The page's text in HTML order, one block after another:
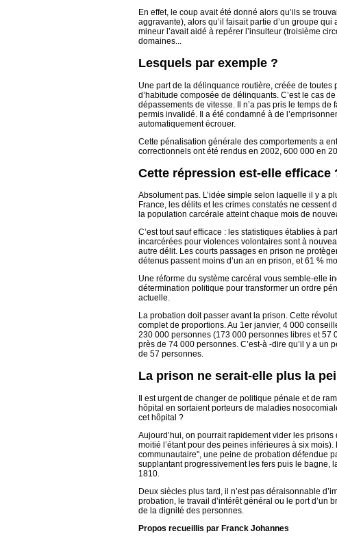
En effet, le coup avait été donné alors qu’ils se
aggravante), alors qu’il faisait partie d’un groupe
mineur l’avait aidé à repérer l’insulteur (troisième
domaines...
Lesquels par exemple ?
Une part de la délinquance routière, créée de
d’habitude composée de délinquants. C’est le cas
dépassements de vitesse. Il n’a pas pris le temps
permis invalidé. Il a été condamné à de
automatiquement écrouer.
Cette pénalisation générale des comportements a
correctionnels ont été rendus en 2002, 600 000 en
Cette répression est-elle efficace
Absolument pas. L’idée simple selon laquelle il y a
France, les délits et les crimes constatés ne
la population carcérale atteint chaque mois de
C’est tout sauf efficace : les statistiques établies à
incarcérées pour violences volontaires sont à
autre délit. Les courts passages en prison ne
détenus passent moins d’un an en prison, et 61 %
Une réforme du système carcéral vous semble-elle
détermination politique pour transformer un ordre
actuelle.
La probation doit passer avant la prison. Cette
complet de proportions. Au 1er janvier, 4 000
230 000 personnes (173 000 personnes libres et
près de 74 000 personnes. C’est-à -dire qu’il y a
de 57 personnes.
La prison ne serait-elle plus la
Il est urgent de changer de politique pénale et de
hôpital en sortaient porteurs de maladies
cet hôpital ?
Aujourd’hui, on pourrait rapidement vider les
moitié l’étant pour des peines inférieures à six
communautaire", une peine de probation défendue
supplantant progressivement les fers puis le bagne,
1810.
Deux siècles plus tard, il n’est pas déraisonnable
probation, le travail d’intérêt général ou le port d’un
de la dignité des personnes.
Propos recueillis par Franck Johannes